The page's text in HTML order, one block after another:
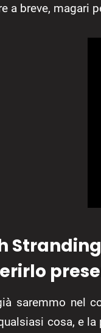
a breve, magari
saremmo nel
cosa, e